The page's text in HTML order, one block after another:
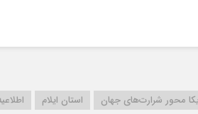
محور شرارت‌های جهان استان ایلام